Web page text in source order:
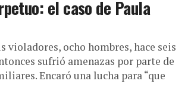
el caso de Paula
violadores, ocho hombres, hace seis
sufrió amenazas por parte de
Encaró una lucha para “que